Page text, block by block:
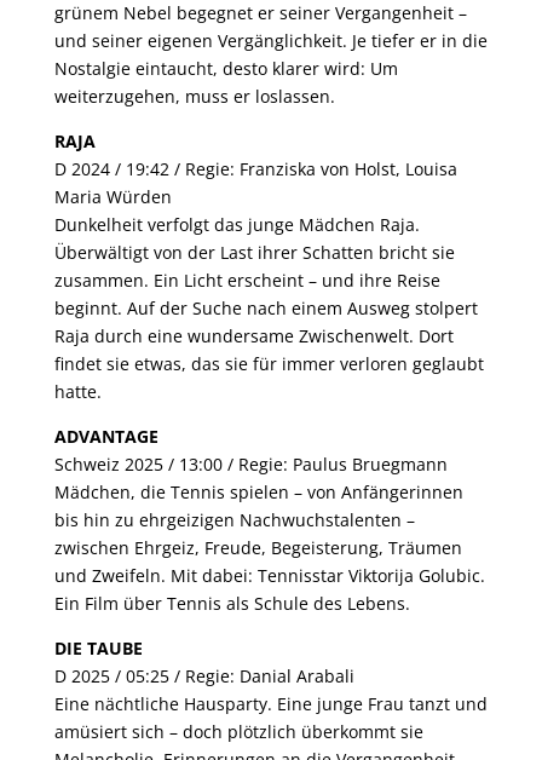
grünem Nebel begegnet er seiner Vergangenheit –
und seiner eigenen Vergänglichkeit. Je tiefer er in die
Nostalgie eintaucht, desto klarer wird: Um
weiterzugehen, muss er loslassen.
RAJA
D 2024 / 19:42 / Regie: Franziska von Holst, Louisa
Maria Würden
Dunkelheit verfolgt das junge Mädchen Raja.
Überwältigt von der Last ihrer Schatten bricht sie
zusammen. Ein Licht erscheint – und ihre Reise
beginnt. Auf der Suche nach einem Ausweg stolpert
Raja durch eine wundersame Zwischenwelt. Dort
findet sie etwas, das sie für immer verloren geglaubt
hatte.
ADVANTAGE
Schweiz 2025 / 13:00 / Regie: Paulus Bruegmann
Mädchen, die Tennis spielen – von Anfängerinnen
bis hin zu ehrgeizigen Nachwuchstalenten –
zwischen Ehrgeiz, Freude, Begeisterung, Träumen
und Zweifeln. Mit dabei: Tennisstar Viktorija Golubic.
Ein Film über Tennis als Schule des Lebens.
DIE TAUBE
D 2025 / 05:25 / Regie: Danial Arabali
Eine nächtliche Hausparty. Eine junge Frau tanzt und
amüsiert sich – doch plötzlich überkommt sie